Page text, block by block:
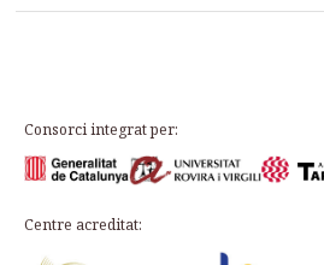
Consorci integrat per:
Centre acreditat: